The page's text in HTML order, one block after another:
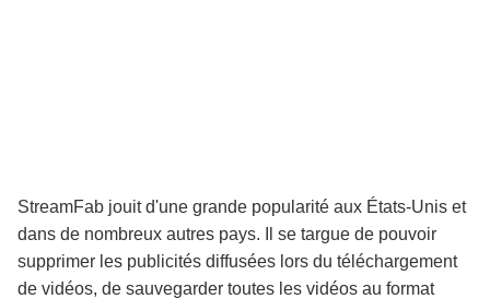
StreamFab jouit d'une grande popularité aux États-Unis et
dans de nombreux autres pays. Il se targue de pouvoir
supprimer les publicités diffusées lors du téléchargement
de vidéos, de sauvegarder toutes les vidéos au format